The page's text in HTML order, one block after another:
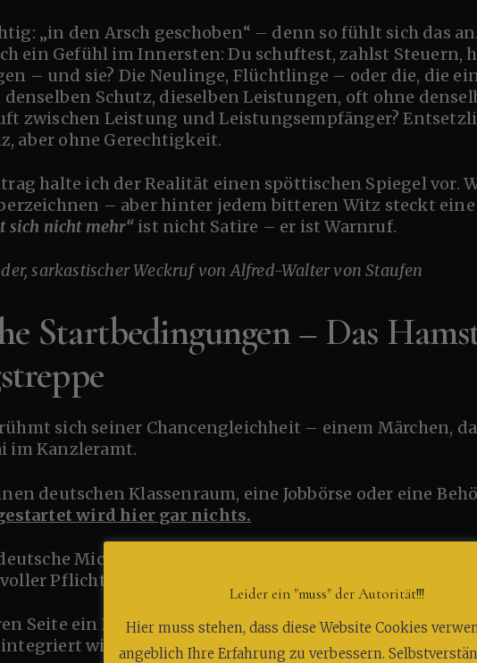
ein Gefühl im Innersten: Du schuftest, zahlst Steuern,
– und sie? Die Neulinge, Flüchtlinge – oder die, die
Schutz, dieselben Leistungen, oft ohne
zwischen Leistung und Leistungsempfänger?
aber ohne Gerechtigkeit.
– aber hinter jedem bitteren Witz steckt eine
sich nicht mehr“ist nicht Satire – er ist Warnruf.
sarkastischer Weckruf von Alfred-Walter von Staufen
Startbedingungen – Das
im Kanzleramt.
wird hier gar nichts.
Pflichten.
integriert wird – mit einem Koffer voller Rechte.
Leider ein "muss" der Autorität!!!
Hier muss stehen, dass diese Website Cookies
angeblich Ihre Erfahrung zu verbessern.